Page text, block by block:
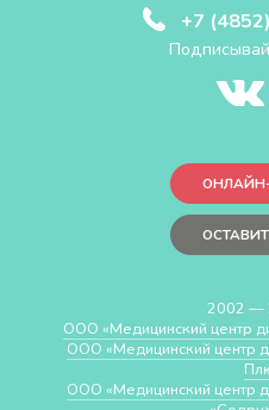
+7 (4852)
2002 —
ООО «Медицинский центр
ООО «Медицинский центр
ООО «Медицинский центр